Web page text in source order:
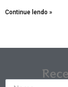
Continue lendo »